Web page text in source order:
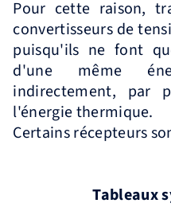
Pour cette raison,
convertisseurs de
puisqu'ils ne font
d'une même
indirectement, par
l'énergie thermique.
Certains récepteurs
Tableaux